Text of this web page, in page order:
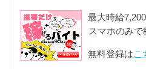
最大時給7,200
スマホのみで
無料登録はこ